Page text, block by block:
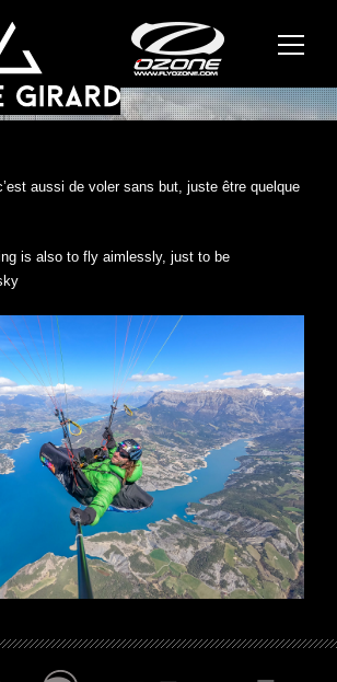
aussi de voler sans but, juste être quelque
is also to fly aimlessly, just to be